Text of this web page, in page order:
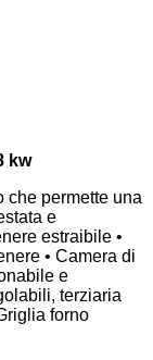
kw
che permette una
e
estraibile •
• Camera di
e
terziaria
forno